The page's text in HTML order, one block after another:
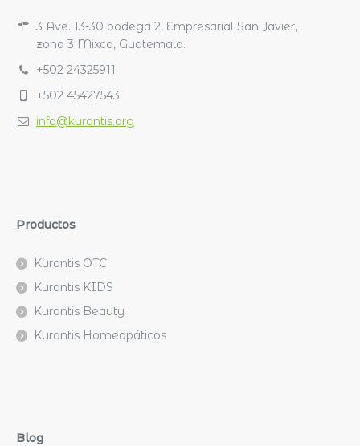
3 Ave. 13-30 bodega 2, Empresarial San Javier,
zona 3 Mixco, Guatemala.
+502 24325911
+502 45427543
info@kurantis.org
Productos
Kurantis OTC
Kurantis KIDS
Kurantis Beauty
Kurantis Homeopáticos
Blog